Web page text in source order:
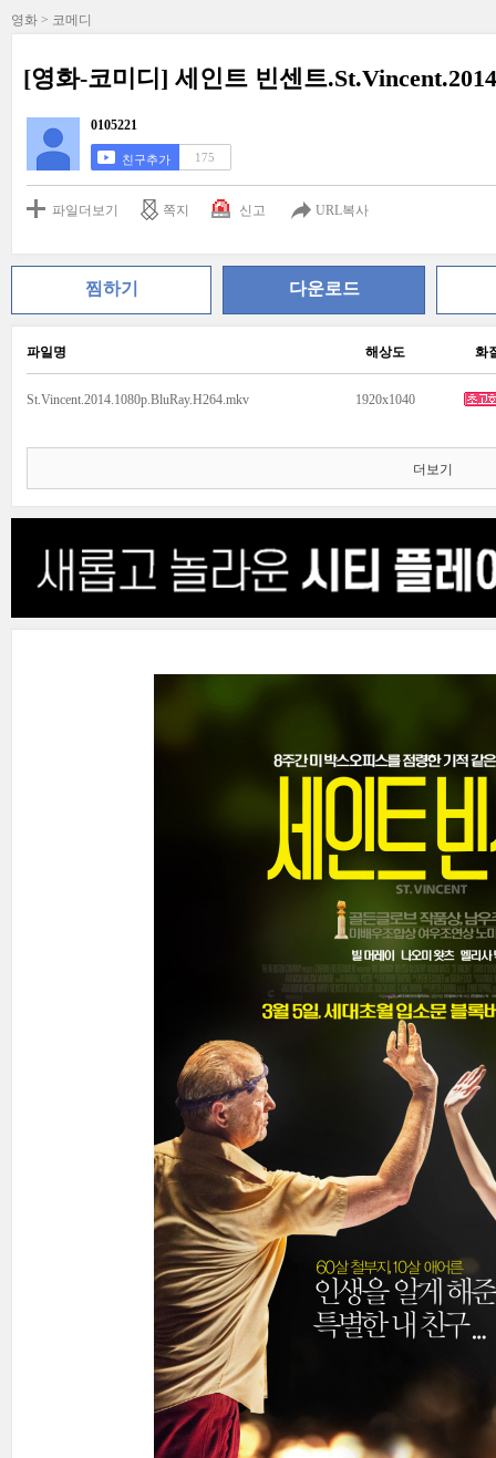
영화 > 코메디
[영화-코미디] 세인트 빈센트
0105221
친구추가 175
파일더보기 쪽지 신고 URL복사
찜하기 다운로드
파일명 해상도 화
St.Vincent.2014.1080p.BluRay.H264.mkv 1920x1040
더보기